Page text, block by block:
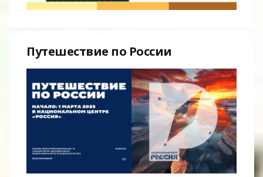
Путешествие по России